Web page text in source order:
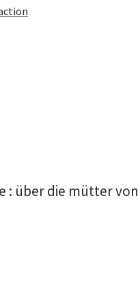
: über die mütter von